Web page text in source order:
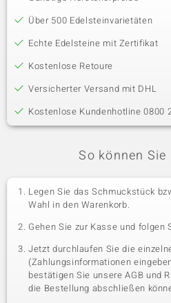
Über 500 Edelsteinvarietäten
Echte Edelsteine mit Zertifikat
Kostenlose Retoure
Versicherter Versand mit DHL
Kostenlose Kundenhotline 0800
So können
Legen Sie das Schmuckstück
Wahl in den Warenkorb.
Gehen Sie zur Kasse und folgen
Jetzt durchlaufen Sie die
(Zahlungsinformationen
bestätigen Sie unsere AGB und
die Bestellung abschließen